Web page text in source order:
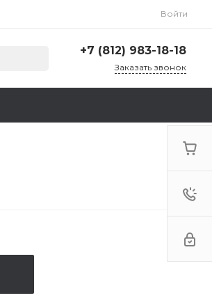
Войти
+7 (812) 983-18-18
Пн-Пт: 9:00-18:00 Cб-Вс:
Заказать звонок